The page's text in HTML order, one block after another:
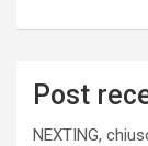
Post
NEXTING,